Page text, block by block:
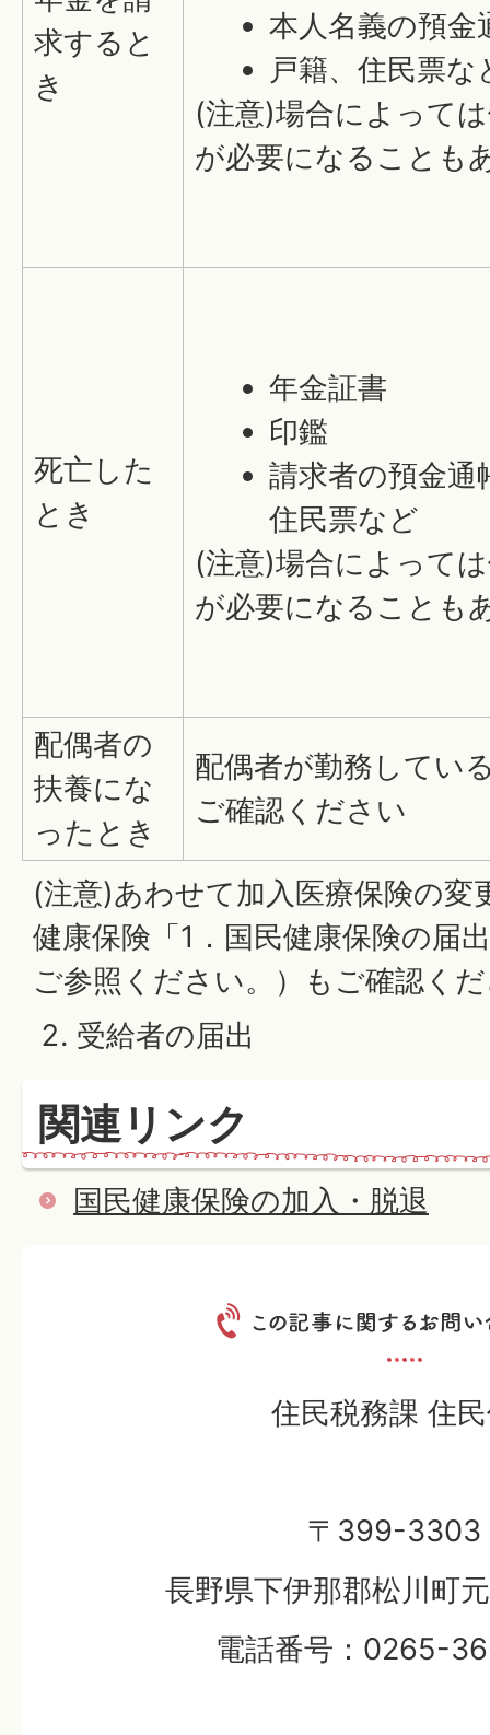
求すると
き
本人名義の預金
戸籍、住民票な
(注意)場合によって
が必要になることも
死亡した
とき
年金証書
印鑑
請求者の預金通
住民票など
(注意)場合によって
が必要になることも
配偶者の
扶養にな
ったとき
配偶者が勤務してい
ご確認ください
(注意)あわせて加入医療保険の変
健康保険「1．国民健康保険の届
ご参照ください。）もご確認く
受給者の届出
関連リンク
国民健康保険の加入・脱退
住民税務課 住
〒399-3303
長野県下伊那郡松川町
電話番号：0265-